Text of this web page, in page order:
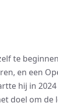
te
en een
hij in
doel om de